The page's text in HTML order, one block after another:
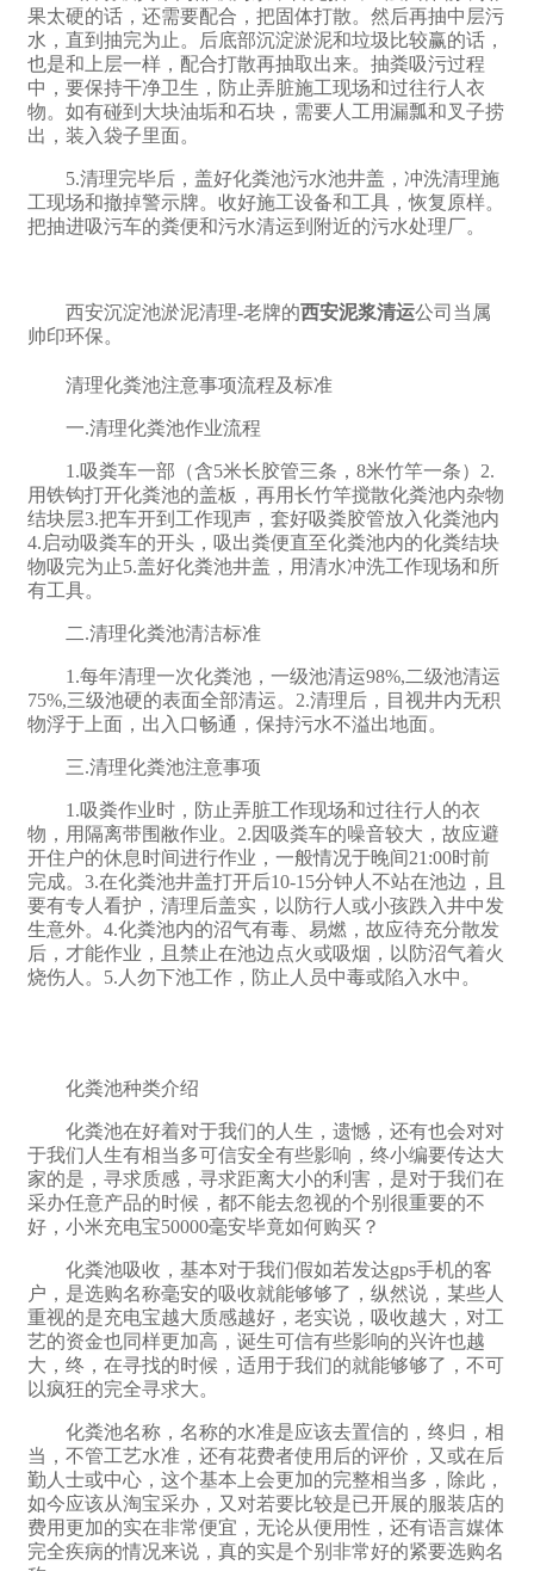
果太硬的话，还需要配合，把固体打散。然后再抽中层污
水，直到抽完为止。后底部沉淀淤泥和垃圾比较赢的话，
也是和上层一样，配合打散再抽取出来。抽粪吸污过程
中，要保持干净卫生，防止弄脏施工现场和过往行人衣
物。如有碰到大块油垢和石块，需要人工用漏瓢和叉子捞
出，装入袋子里面。
5.清理完毕后，盖好化粪池污水池井盖，冲洗清理施
工现场和撤掉警示牌。收好施工设备和工具，恢复原样。
把抽进吸污车的粪便和污水清运到附近的污水处理厂。
西安沉淀池淤泥清理-老牌的西安泥浆清运公司当属
帅印环保。
清理化粪池注意事项流程及标准
一.清理化粪池作业流程
1.吸粪车一部（含5米长胶管三条，8米竹竿一条）2.
用铁钩打开化粪池的盖板，再用长竹竿搅散化粪池内杂物
结块层3.把车开到工作现声，套好吸粪胶管放入化粪池内
4.启动吸粪车的开头，吸出粪便直至化粪池内的化粪结块
物吸完为止5.盖好化粪池井盖，用清水冲洗工作现场和所
有工具。
二.清理化粪池清洁标准
1.每年清理一次化粪池，一级池清运98%,二级池清运
75%,三级池硬的表面全部清运。2.清理后，目视井内无积
物浮于上面，出入口畅通，保持污水不溢出地面。
三.清理化粪池注意事项
1.吸粪作业时，防止弄脏工作现场和过往行人的衣
物，用隔离带围敝作业。2.因吸粪车的噪音较大，故应避
开住户的休息时间进行作业，一般情况于晚间21:00时前
完成。3.在化粪池井盖打开后10-15分钟人不站在池边，且
要有专人看护，清理后盖实，以防行人或小孩跌入井中发
生意外。4.化粪池内的沼气有毒、易燃，故应待充分散发
后，才能作业，且禁止在池边点火或吸烟，以防沼气着火
烧伤人。5.人勿下池工作，防止人员中毒或陷入水中。
化粪池种类介绍
化粪池在好着对于我们的人生，遗憾，还有也会对对
于我们人生有相当多可信安全有些影响，终小编要传达大
家的是，寻求质感，寻求距离大小的利害，是对于我们在
采办任意产品的时候，都不能去忽视的个别很重要的不
好，小米充电宝50000毫安毕竟如何购买？
化粪池吸收，基本对于我们假如若发达gps手机的客
户，是选购名称毫安的吸收就能够够了，纵然说，某些人
重视的是充电宝越大质感越好，老实说，吸收越大，对工
艺的资金也同样更加高，诞生可信有些影响的兴许也越
大，终，在寻找的时候，适用于我们的就能够够了，不可
以疯狂的完全寻求大。
化粪池名称，名称的水准是应该去置信的，终归，相
当，不管工艺水准，还有花费者使用后的评价，又或在后
勤人士或中心，这个基本上会更加的完整相当多，除此，
如今应该从淘宝采办，又对若要比较是已开展的服装店的
费用更加的实在非常便宜，无论从便用性，还有语言媒体
完全疾病的情况来说，真的实是个别非常好的紧要选购名